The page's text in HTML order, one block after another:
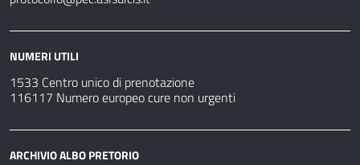
NUMERI UTILI
1533 Centro unico di prenotazione
116117 Numero europeo cure non urgenti
ARCHIVIO ALBO PRETORIO